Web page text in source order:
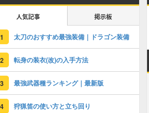
人気記事 掲示板
1 太刀のおすすめ最強装備｜ドラゴン装備
2 転身の装衣(改)の入手方法
3 最強武器種ランキング｜最新版
4 狩猟笛の使い方と立ち回り